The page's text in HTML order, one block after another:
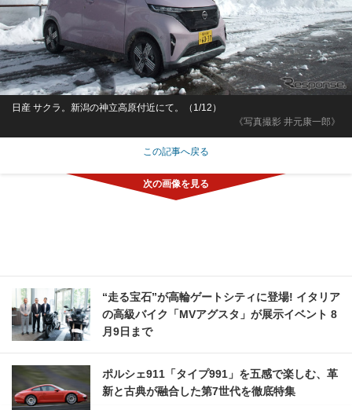
《写真撮影 井元康一郎》
日産 サクラ。新潟の神立高原付近にて。（1/12）
この記事へ戻る
“走る宝石”が高輪ゲートシティに登場! イタリア
の高級バイク「MVアグスタ」が展示イベント 8
月9日まで
ポルシェ911「タイプ991」を五感で楽しむ、革
新と古典が融合した第7世代を徹底特集